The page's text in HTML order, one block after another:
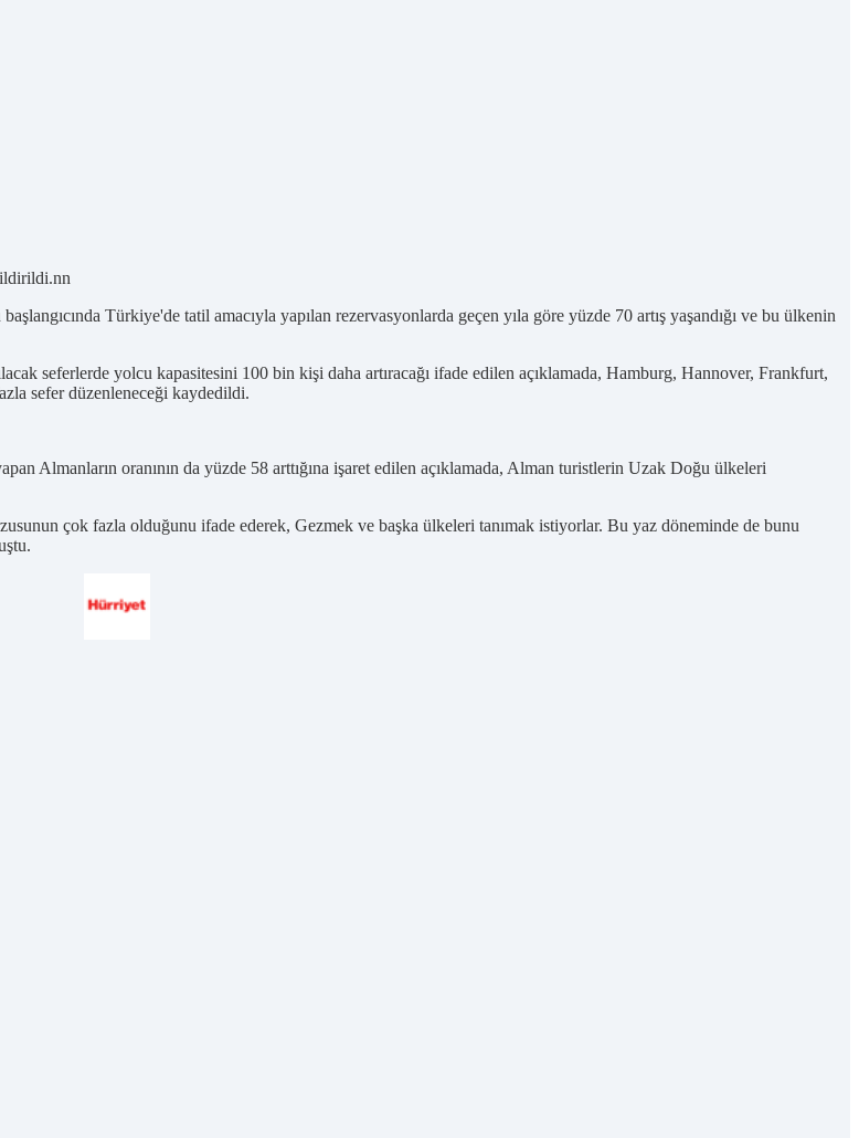
Türkiye'de tatil amacıyla yapılan rezervasyonlarda geçen yıla göre yüzde 70 artış yaşandığı ve bu ülkenin
seferlerde yolcu kapasitesini 100 bin kişi daha artıracağı ifade edilen açıklamada, Hamburg, Hannover, Frankfurt,
sefer düzenleneceği kaydedildi.
Almanların oranının da yüzde 58 arttığına işaret edilen açıklamada, Alman turistlerin Uzak Doğu ülkeleri
çok fazla olduğunu ifade ederek, Gezmek ve başka ülkeleri tanımak istiyorlar. Bu yaz döneminde de bunu